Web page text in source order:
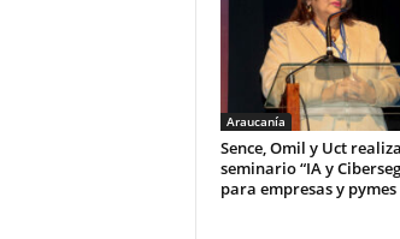
Araucanía
Sence, Omil y Uct
seminario “IA y
para empresas y pymes